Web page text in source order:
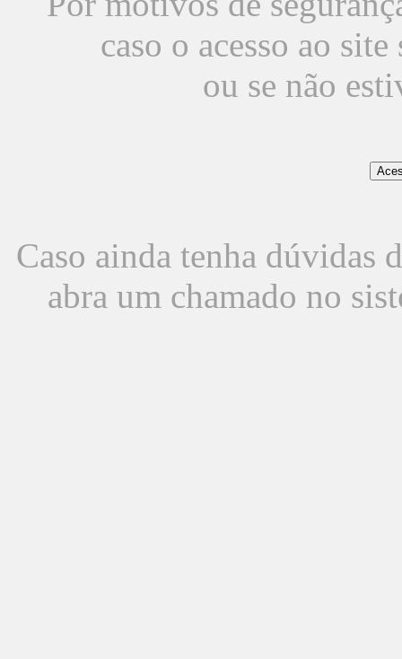
caso o acesso ao
ou se não
Caso ainda tenha dúvidas
abra um chamado no